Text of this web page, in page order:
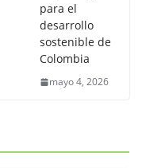
para el
desarrollo
sostenible de
Colombia
mayo 4, 2026